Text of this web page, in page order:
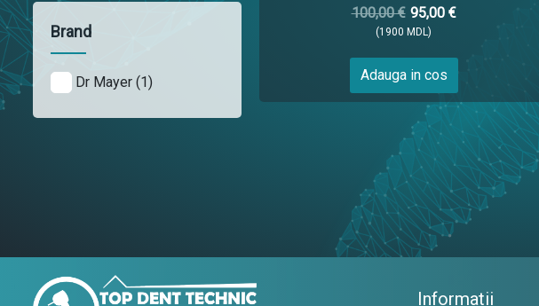
Brand
Dr Mayer (1)
100,00 € 95,00 €
(1900 MDL)
Adauga in cos
Informatii